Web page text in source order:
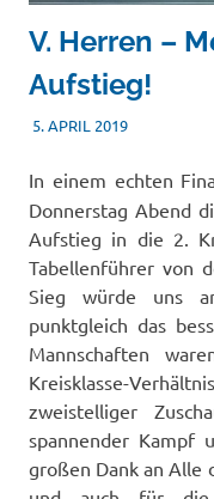
V. Herren –
Aufstieg!
5. APRIL 2019TSVADMIN
SONSTIGES
In einem echten
Donnerstag Abend
Aufstieg in die 2.
Tabellenführer von
Sieg würde uns
punktgleich das
Mannschaften
Kreisklasse-
zweistelliger
spannender Kampf
großen Dank an Alle